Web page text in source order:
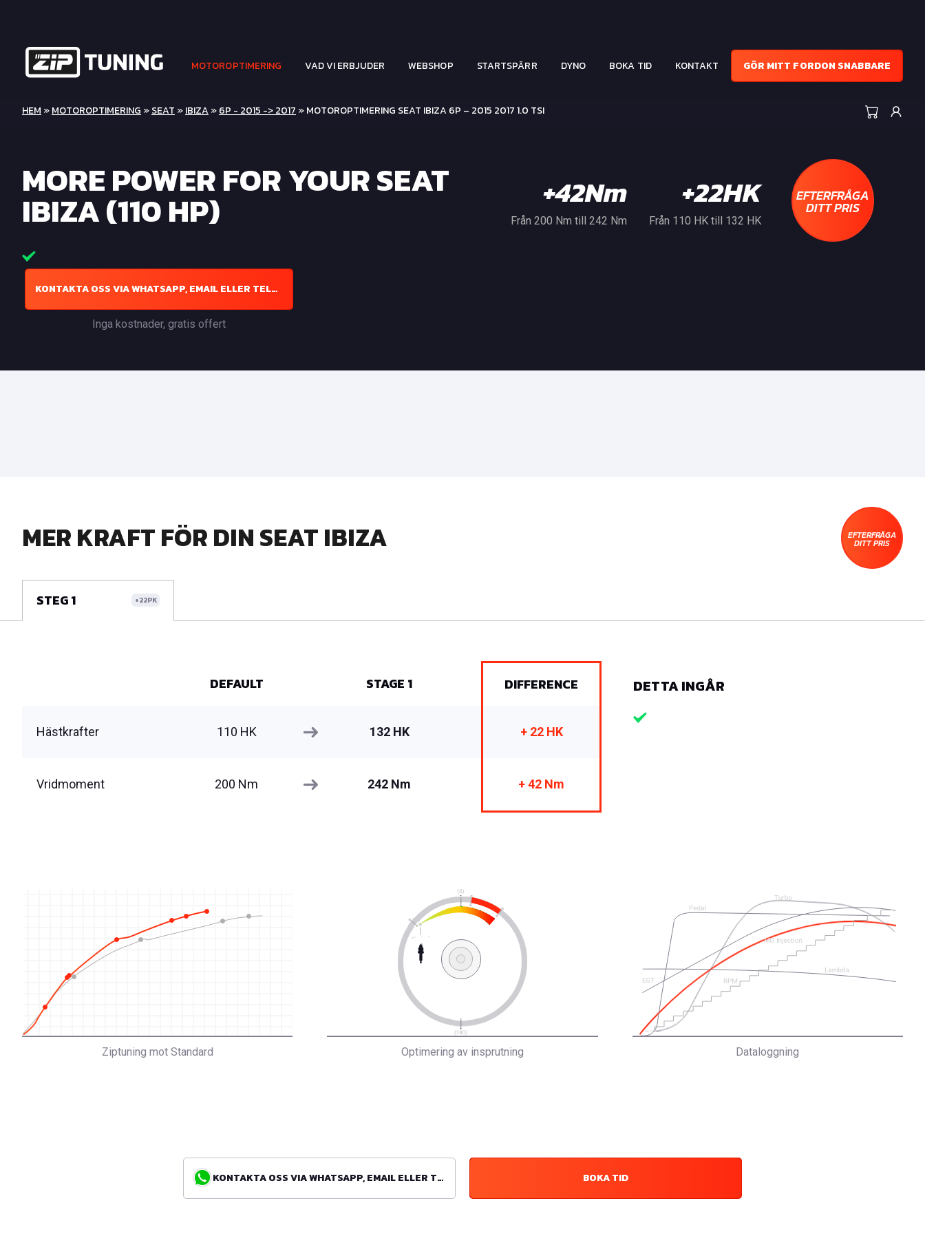
MOTOROPTIMERING VAD VI ERBJUDER WEBSHOP STARTSPÄRR DYNO BOKA TID KONTAKT GÖR MITT FORDON SNABBARE
HEM »MOTOROPTIMERING »SEAT »IBIZA »6P - 2015 -> 2017 » MOTOROPTIMERING SEAT IBIZA 6P – 2015 2017 1.0 TSI
MORE POWER FOR YOUR SEAT
IBIZA (110 HP)
KONTAKTA OSS VIA WHATSAPP, EMAIL ELLER TELEFON
Inga kostnader, gratis offert
+42Nm
Från 200 Nm till 242 Nm
+22HK
Från 110 HK till 132 HK
EFTERFRÅGA
DITT PRIS
MER KRAFT FÖR DIN SEAT IBIZA EFTERFRÅGA
DITT PRIS
STEG 1 +22PK
DEFAULT STAGE 1 DIFFERENCE
Hästkrafter 110 HK 132 HK + 22 HK
Vridmoment 200 Nm 242 Nm + 42 Nm
DETTA INGÅR
Ziptuning mot Standard Optimering av insprutning Dataloggning
KONTAKTA OSS VIA WHATSAPP, EMAIL ELLER TELEFON BOKA TID